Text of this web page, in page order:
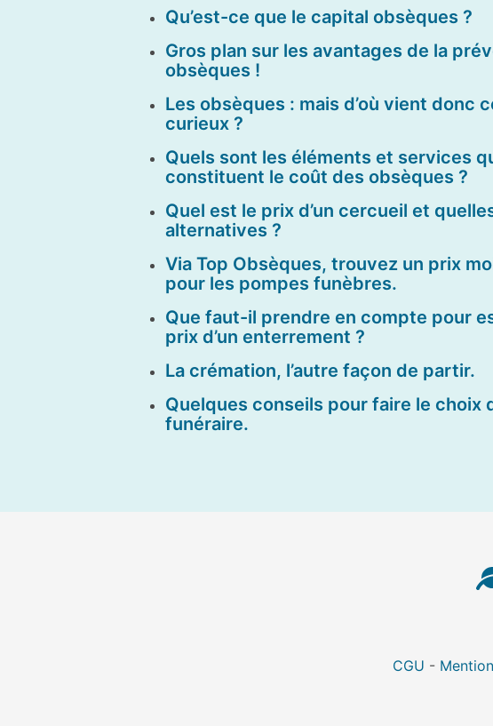
Qu’est-ce que le capital obsèques ?
Gros plan sur les avantages de la
obsèques !
Les obsèques : mais d’où vient donc
curieux ?
Quels sont les éléments et services
constituent le coût des obsèques ?
Quel est le prix d’un cercueil et
alternatives ?
Via Top Obsèques, trouvez un prix
pour les pompes funèbres.
Que faut-il prendre en compte pour
prix d’un enterrement ?
La crémation, l’autre façon de partir.
Quelques conseils pour faire le choix
funéraire.
CGU -